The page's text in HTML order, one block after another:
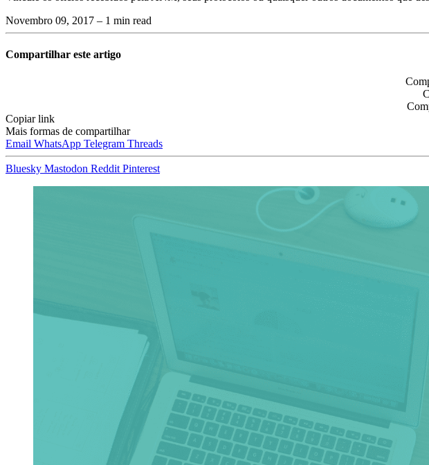
Novembro 09, 2017 – 1 min read
Compartilhar este artigo
Copiar link
Mais formas de compartilhar
Email WhatsApp Telegram Threads
Bluesky Mastodon Reddit Pinterest